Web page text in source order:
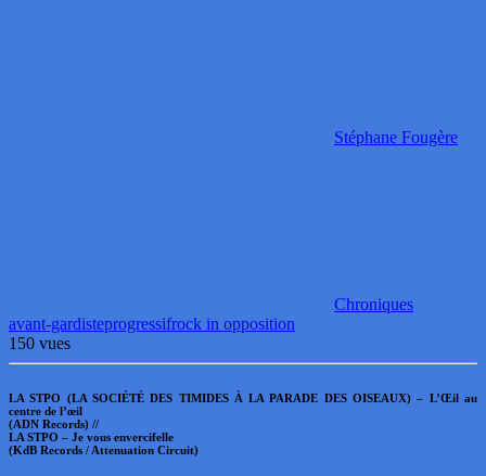
Stéphane Fougère
Chroniques
avant-gardisteprogressifrock in opposition
150 vues
LA STPO (LA SOCIÉTÉ DES TIMIDES À LA PARADE DES OISEAUX) – L’Œil au
centre de l’œil
(ADN Records) //
LA STPO – Je vous envercifelle
(KdB Records / Attenuation Circuit)